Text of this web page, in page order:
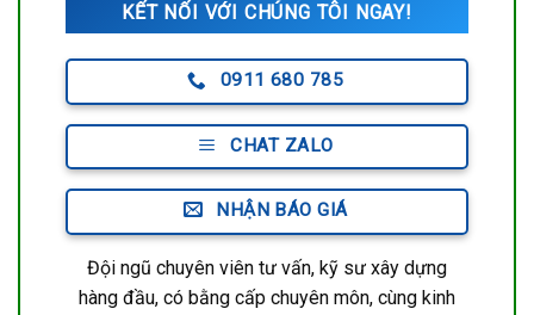
KẾT NỐI VỚI CHÚNG TÔI NGAY!
0911 680 785
CHAT ZALO
NHẬN BÁO GIÁ
Đội ngũ chuyên viên tư vấn, kỹ sư xây dựng
hàng đầu, có bằng cấp chuyên môn, cùng kinh